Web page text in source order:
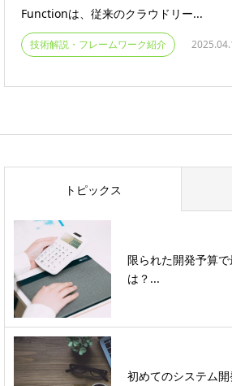
Functionは、従来のクラウドリー...
技術解説・フレームワーク紹介
トピックス
限られた開発予算
は？...
初めてのシステム